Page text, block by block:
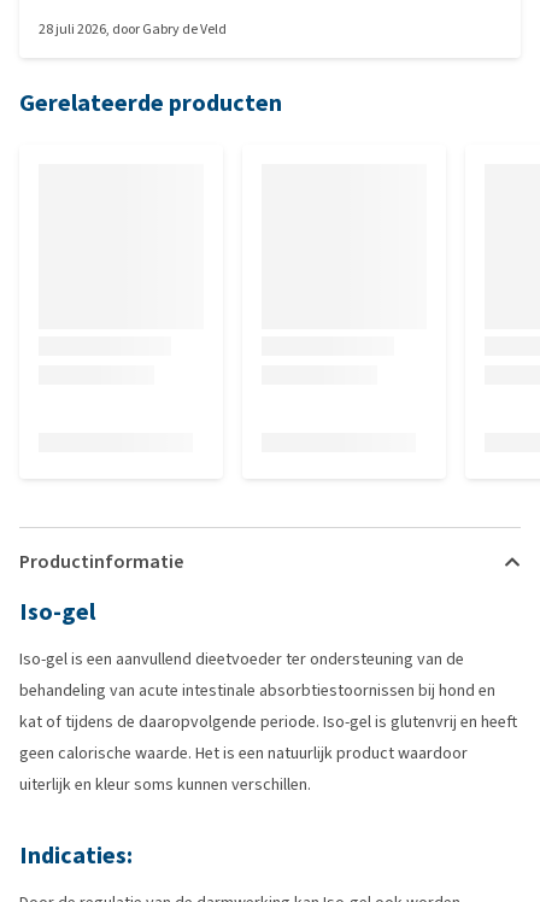
voorgekomen. Wij zijn tevreden en onze poes meer blij!
28 juli 2026, doorGabry de Veld
Gerelateerde producten
Productinformatie
Iso-gel
Iso-gel is een aanvullend dieetvoeder ter ondersteuning van de
behandeling van acute intestinale absorbtiestoornissen bij hond en
kat of tijdens de daaropvolgende periode. Iso-gel is glutenvrij en heeft
geen calorische waarde. Het is een natuurlijk product waardoor
uiterlijk en kleur soms kunnen verschillen.
Indicaties: